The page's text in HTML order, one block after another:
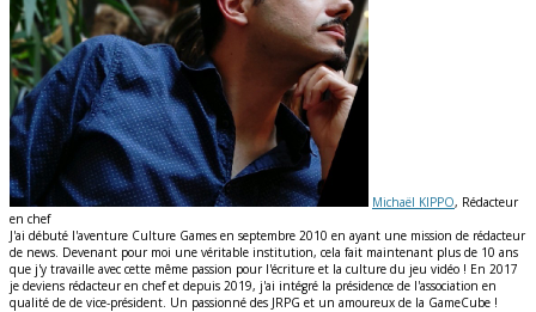
Michaël KIPPO, Rédacteur
en chef
J'ai débuté l'aventure Culture Games en septembre 2010 en ayant une mission de rédacteur
de news. Devenant pour moi une véritable institution, cela fait maintenant plus de 10 ans
que j'y travaille avec cette même passion pour l'écriture et la culture du jeu vidéo ! En 2017
je deviens rédacteur en chef et depuis 2019, j'ai intégré la présidence de l'association en
qualité de de vice-président. Un passionné des JRPG et un amoureux de la GameCube !